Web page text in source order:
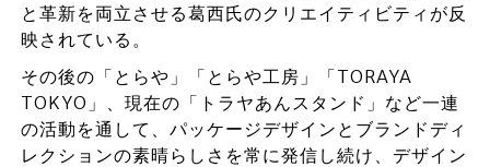
と革新を両立させる葛西氏のクリエイティビティが反
映されている。
その後の「とらや」「とらや工房」「TORAYA
TOKYO」、現在の「トラヤあんスタンド」など一連
の活動を通して、パッケージデザインとブランドディ
レクションの素晴らしさを常に発信し続け、デザイン